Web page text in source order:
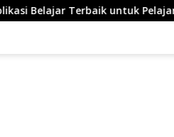
untuk Pelajar & Mahasiswa